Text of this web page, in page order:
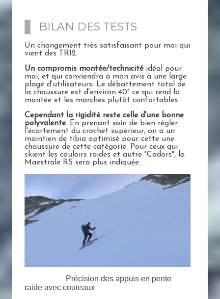
BILAN DES TESTS
Un changement très satisfaisant pour moi qui
vient des TR12.
Un compromis montée/technicitéidéal pour
moi, et qui conviendra à mon avis à une large
plage d'utilisateurs. Le débattement total de
la chaussure est d'environ 40° ce qui rend la
montée et les marches plutôt confortables.
Cependant la rigidité reste celle d'une bonne
polyvalente. En prenant soin de bien régler
l'écartement du crochet supérieur, on a un
maintien de tibia optimisé pour cette une
chaussure de cette catégorie. Pour ceux qui
skient les couloirs raides et autre "Cadors", la
Maestrale RS sera plus indiquée.
Précision des appuis en pente
raide avec couteaux